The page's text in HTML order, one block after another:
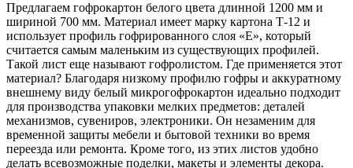
Предлагаем гофрокартон белого цвета длинной 1200 мм и
шириной 700 мм. Материал имеет марку картона Т-12 и
использует профиль гофрированного слоя «E», который
считается самым маленьким из существующих профилей.
Такой лист еще называют гофролистом. Где применяется этот
материал? Благодаря низкому профилю гофры и аккуратному
внешнему виду белый микрогофрокартон идеально подходит
для производства упаковки мелких предметов: деталей
механизмов, сувениров, электроники. Он незаменим для
временной защиты мебели и бытовой техники во время
переезда или ремонта. Кроме того, из этих листов удобно
делать всевозможные поделки, макеты и элементы декора.